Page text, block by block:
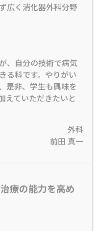
広く消化器外科分野
、自分の技術で病気
る科です。やりがい
是非、学生も興味を
えていただきたいと
外科
前田 真一
療の能力を高め